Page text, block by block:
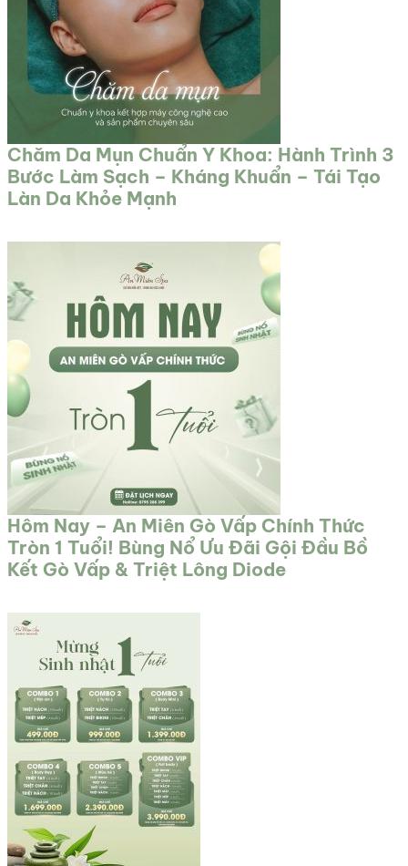
Chăm Da Mụn Chuẩn Y Khoa: Hành Trình 3
Bước Làm Sạch – Kháng Khuẩn – Tái Tạo
Làn Da Khỏe Mạnh
Hôm Nay – An Miên Gò Vấp Chính Thức
Tròn 1 Tuổi! Bùng Nổ Ưu Đãi Gội Đầu Bồ
Kết Gò Vấp & Triệt Lông Diode